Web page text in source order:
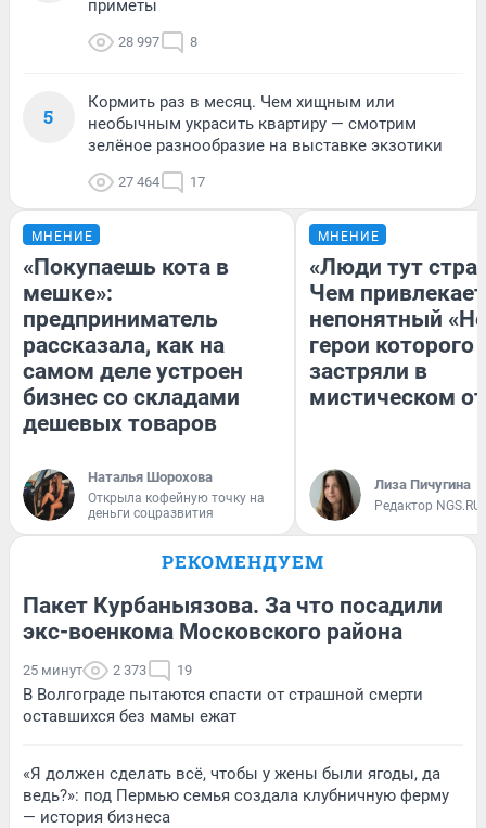
приметы
28 997 8
5
Кормить раз в месяц. Чем хищным или
необычным украсить квартиру — смотрим
зелёное разнообразие на выставке экзотики
27 464 17
МНЕНИЕ
«Покупаешь кота в
мешке»:
предприниматель
рассказала, как на
самом деле устроен
бизнес со складами
дешевых товаров
Наталья Шорохова
Открыла кофейную точку на
деньги соцразвития
МНЕНИЕ
«Люди тут
Чем привлекает
непонятный
герои которого
застряли в
мистическом
Лиза Пичугина
Редактор NGS.RU
РЕКОМЕНДУЕМ
Пакет Курбаныязова. За что посадили
экс-военкома Московского района
25 минут 2 373 19
В Волгограде пытаются спасти от страшной смерти
оставшихся без мамы ежат
«Я должен сделать всё, чтобы у жены были ягоды, да
ведь?»: под Пермью семья создала клубничную ферму
— история бизнеса